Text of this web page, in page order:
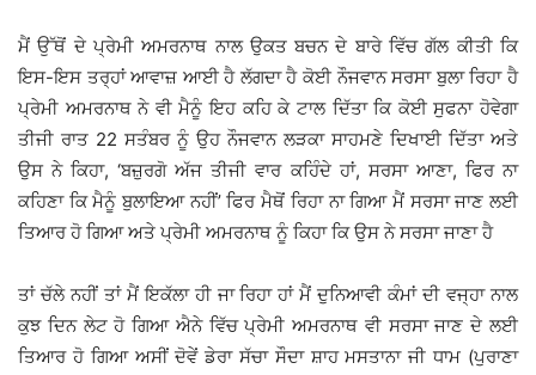
ਮੈਂ ਉੱਥੋਂ ਦੇ ਪ੍ਰੇਮੀ ਅਮਰਨਾਥ ਨਾਲ ਉਕਤ ਬਚਨ ਦੇ ਬਾਰੇ ਵਿੱਚ ਗੱਲ ਕੀਤੀ ਕਿ
ਇਸ-ਇਸ ਤਰ੍ਹਾਂ ਆਵਾਜ਼ ਆਈ ਹੈ ਲੱਗਦਾ ਹੈ ਕੋਈ ਨੌਜਵਾਨ ਸਰਸਾ ਬੁਲਾ ਰਿਹਾ ਹੈ
ਪ੍ਰੇਮੀ ਅਮਰਨਾਥ ਨੇ ਵੀ ਮੈਨੂੰ ਇਹ ਕਹਿ ਕੇ ਟਾਲ ਦਿੱਤਾ ਕਿ ਕੋਈ ਸੁਫਨਾ ਹੋਵੇਗਾ
ਤੀਜੀ ਰਾਤ 22 ਸਤੰਬਰ ਨੂੰ ਉਹ ਨੌਜਵਾਨ ਲੜਕਾ ਸਾਹਮਣੇ ਦਿਖਾਈ ਦਿੱਤਾ ਅਤੇ
ਉਸ ਨੇ ਕਿਹਾ, ‘ਬਜ਼ੁਰਗੋ ਅੱਜ ਤੀਜੀ ਵਾਰ ਕਹਿੰਦੇ ਹਾਂ, ਸਰਸਾ ਆਣਾ, ਫਿਰ ਨਾ
ਕਹਿਣਾ ਕਿ ਮੈਨੂੰ ਬੁਲਾਇਆ ਨਹੀਂ’ ਫਿਰ ਮੈਥੋਂ ਰਿਹਾ ਨਾ ਗਿਆ ਮੈਂ ਸਰਸਾ ਜਾਣ ਲਈ
ਤਿਆਰ ਹੋ ਗਿਆ ਅਤੇ ਪ੍ਰੇਮੀ ਅਮਰਨਾਥ ਨੂੰ ਕਿਹਾ ਕਿ ਉਸ ਨੇ ਸਰਸਾ ਜਾਣਾ ਹੈ
ਤਾਂ ਚੱਲੇ ਨਹੀਂ ਤਾਂ ਮੈਂ ਇਕੱਲਾ ਹੀ ਜਾ ਰਿਹਾ ਹਾਂ ਮੈਂ ਦੁਨਿਆਵੀ ਕੰਮਾਂ ਦੀ ਵਜ੍ਹਾ ਨਾਲ
ਕੁਝ ਦਿਨ ਲੇਟ ਹੋ ਗਿਆ ਐਨੇ ਵਿੱਚ ਪ੍ਰੇਮੀ ਅਮਰਨਾਥ ਵੀ ਸਰਸਾ ਜਾਣ ਦੇ ਲਈ
ਤਿਆਰ ਹੋ ਗਿਆ ਅਸੀਂ ਦੋਵੇਂ ਡੇਰਾ ਸੱਚਾ ਸੌਦਾ ਸ਼ਾਹ ਮਸਤਾਨਾ ਜੀ ਧਾਮ (ਪੁਰਾਣਾ